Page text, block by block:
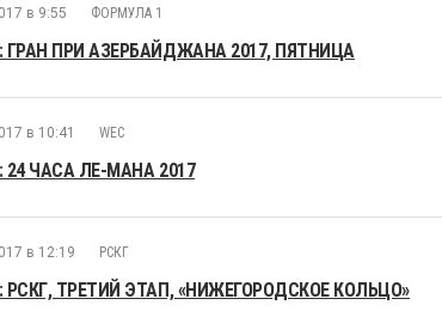
в 9:55 ФОРМУЛА 1
ГРАН ПРИ АЗЕРБАЙДЖАНА 2017, ПЯТНИЦА
в 10:41 WEC
24 ЧАСА ЛЕ-МАНА 2017
в 12:19 РСКГ
РСКГ, ТРЕТИЙ ЭТАП, «НИЖЕГОРОДСКОЕ КОЛЬЦО»